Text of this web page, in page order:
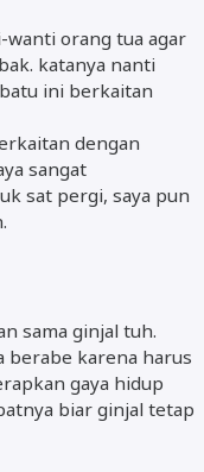
wanti orang tua agar
katanya nanti
ini berkaitan
dengan
sangat
sat pergi, saya pun
sama ginjal tuh.
berabe karena harus
gaya hidup
biar ginjal tetap